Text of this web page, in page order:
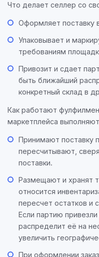
Что делает селлер со
Оформляет поставку
Упаковывает и
требованиям
Привозит и сдает
быть ближайший
конкретный склад в
Как работают
маркетплейса
Принимают поставку
пересчитывают,
поставки.
Размещают и хранят
относится
пересчет остатков и
Если партию
распределит её на
увеличить
При оформлении